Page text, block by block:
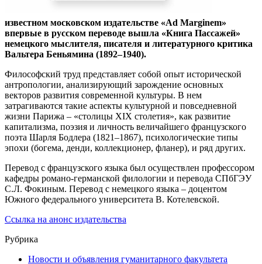
известном московском издательстве «Ad Marginem»
впервые в русском переводе вышла «Книга Пассажей»
немецкого мыслителя, писателя и литературного критика
Вальтера Беньямина (1892–1940).
Философский труд представляет собой опыт исторической
антропологии, анализирующий зарождение основных
векторов развития современной культуры. В нем
затрагиваются такие аспекты культурной и повседневной
жизни Парижа – «столицы XIX столетия», как развитие
капитализма, поэзия и личность величайшего французского
поэта Шарля Бодлера (1821–1867), психологические типы
эпохи (богема, денди, коллекционер, фланер), и ряд других.
Перевод с французского языка был осуществлен профессором
кафедры романо-германской филологии и перевода СПбГЭУ
С.Л. Фокиным. Перевод с немецкого языка – доцентом
Южного федерального университета В. Котелевской.
Ссылка на анонс издательства
Рубрика
Новости и объявления гуманитарного факультета